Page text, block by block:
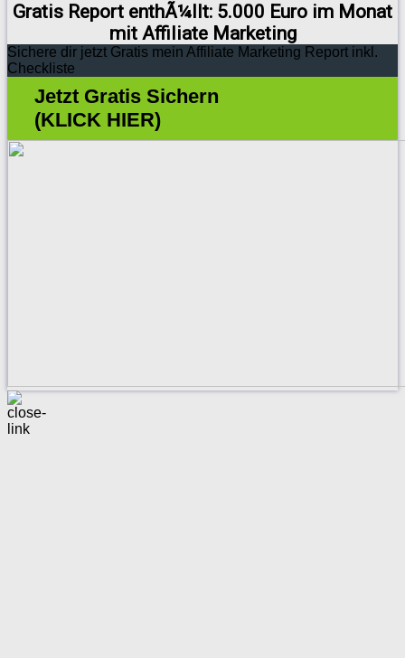
Gratis Report enthÃ¼llt: 5.000 Euro im Monat
mit Affiliate Marketing
Sichere dir jetzt Gratis mein Affiliate Marketing Report inkl.
Checkliste
Jetzt Gratis Sichern
(KLICK HIER)